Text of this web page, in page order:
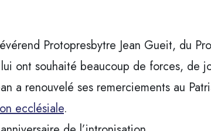
Protopresbytre Jean Gueit, du
ont souhaité beaucoup de forces, de
a renouvelé ses remerciements au
ecclésiale.